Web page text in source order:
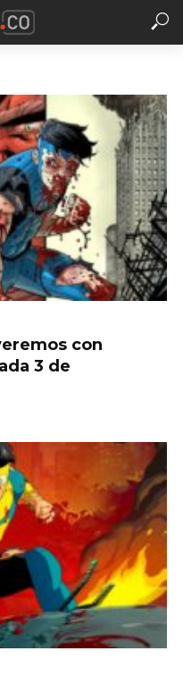
con
3 de